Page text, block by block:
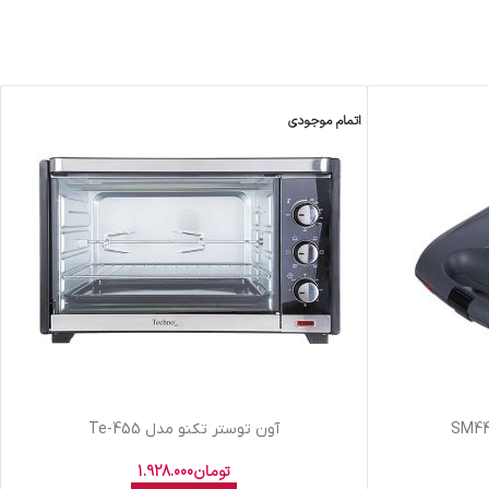
اتمام موجودی
آون توستر تکنو مدل Te-455
تومان1.928.000